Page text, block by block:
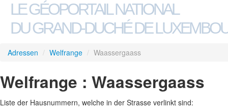
LE GÉOPORTAIL NATIONAL
DU GRAND-DUCHÉ DE
Adressen / Welfrange / Waassergaass
Welfrange : Waassergaass
Liste der Hausnummern, welche in der Strasse verlinkt sind: